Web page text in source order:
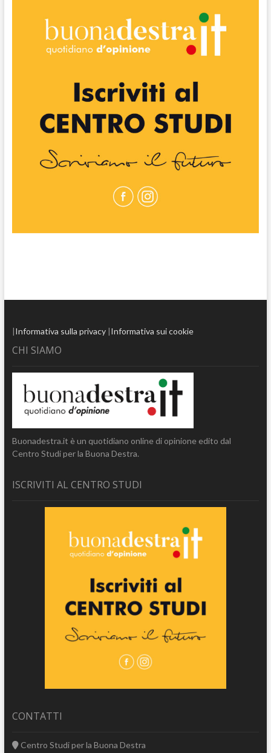
|Informativa sulla privacy|Informativa sui cookie
CHI SIAMO
Buonadestra.it è un quotidiano online di opinione edito dal
Centro Studi per la Buona Destra.
ISCRIVITI AL CENTRO STUDI
CONTATTI
Centro Studi per la Buona Destra